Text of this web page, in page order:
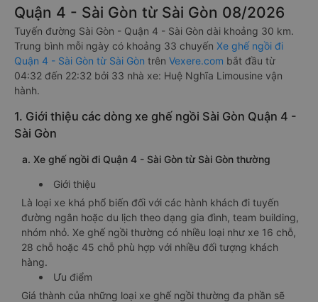
Quận 4 - Sài Gòn từ Sài Gòn 08/2026
Tuyến đường Sài Gòn - Quận 4 - Sài Gòn dài khoảng 30 km.
Trung bình mỗi ngày có khoảng 33 chuyến Xe ghế ngồi đi
Quận 4 - Sài Gòn từ Sài Gòn trên Vexere.com bắt đầu từ
04:32 đến 22:32 bởi 33 nhà xe: Huệ Nghĩa Limousine vận
hành.
1. Giới thiệu các dòng xe ghế ngồi Sài Gòn Quận 4 -
Sài Gòn
a. Xe ghế ngồi đi Quận 4 - Sài Gòn từ Sài Gòn thường
Giới thiệu
Là loại xe khá phổ biến đối với các hành khách đi tuyến
đường ngắn hoặc du lịch theo dạng gia đình, team building,
nhóm nhỏ. Xe ghế ngồi thường có nhiều loại như xe 16 chỗ,
28 chỗ hoặc 45 chỗ phù hợp với nhiều đối tượng khách
hàng.
Ưu điểm
Giá thành của những loại xe ghế ngồi thường đa phần sẽ